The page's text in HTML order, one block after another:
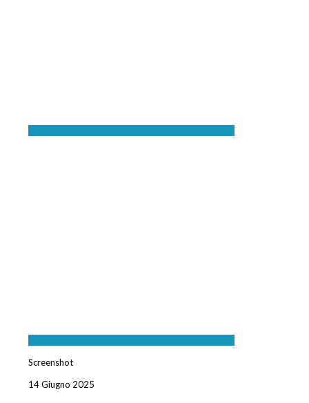
Screenshot
14 Giugno 2025